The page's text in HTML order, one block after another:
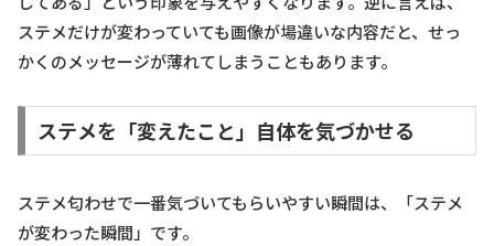
ステメだけが変わっていても画像が場違いな内容だと、せっ
かくのメッセージが薄れてしまうこともあります。
ステメを「変えたこと」自体を気づかせる
ステメ匂わせで一番気づいてもらいやすい瞬間は、「ステメ
が変わった瞬間」です。